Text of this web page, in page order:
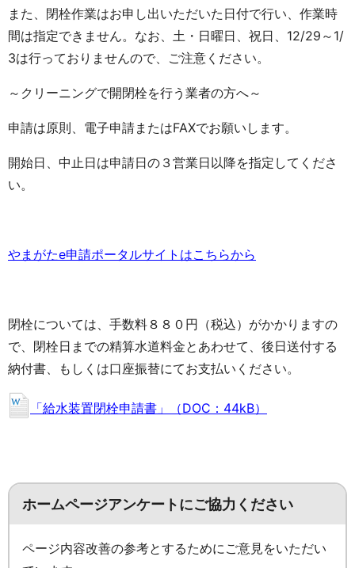
また、閉栓作業はお申し出いただいた日付で行い、作業時
間は指定できません。なお、土・日曜日、祝日、12/29～1/
3は行っておりませんので、ご注意ください。
～クリーニングで開閉栓を行う業者の方へ～
申請は原則、電子申請またはFAXでお願いします。
開始日、中止日は申請日の３営業日以降を指定してくださ
い。
やまがたe申請ポータルサイトはこちらから
閉栓については、手数料８８０円（税込）がかかりますの
で、閉栓日までの精算水道料金とあわせて、後日送付する
納付書、もしくは口座振替にてお支払いください。
「給水装置閉栓申請書」（DOC：44kB）
ホームページアンケートにご協力ください
ページ内容改善の参考とするためにご意見をいただい